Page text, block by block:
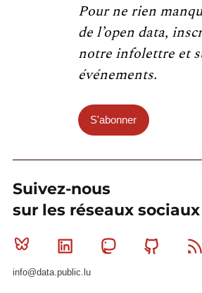
Pour ne rien
de l’open data,
notre infolettre et
événements.
S'abonner
Suivez-nous
sur les réseaux sociaux
Bluesky Linkedin MastodonGithub
info@data.public.lu